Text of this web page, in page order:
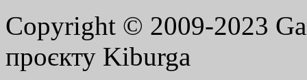
Copyright © 2009-2023
проєкту Kiburga